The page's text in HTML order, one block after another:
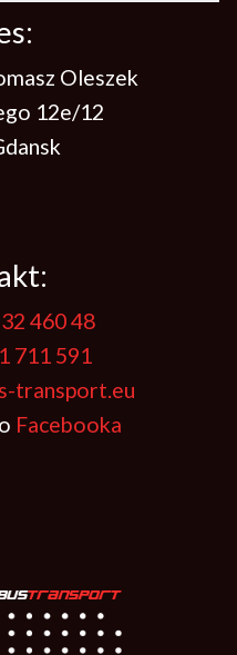
Oleszek
12e/12
460 48
711 591
transport.eu
Facebooka